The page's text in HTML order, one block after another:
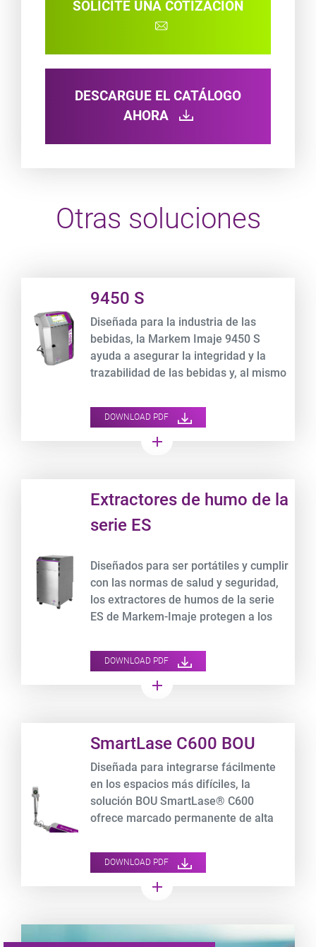
SOLICITE UNA COTIZACIÓN
DESCARGUE EL CATÁLOGO
AHORA
Otras soluciones
9450 S
Diseñada para la industria de las
bebidas, la Markem Imaje 9450 S
ayuda a asegurar la integridad y la
trazabilidad de las bebidas y, al mismo
propiedad.
DOWNLOAD PDF
add
Extractores de humo de la
serie ES
Diseñados para ser portátiles y cumplir
con las normas de salud y seguridad,
los extractores de humos de la serie
ES de Markem-Imaje protegen a los
otras partículas cuando codifican con
láseres.
DOWNLOAD PDF
add
SmartLase C600 BOU
Diseñada para integrarse fácilmente
en los espacios más difíciles, la
solución BOU SmartLase® C600
ofrece marcado permanente de alta
velocidad.
DOWNLOAD PDF
add